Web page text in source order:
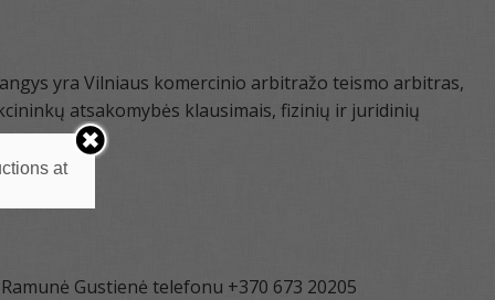
yra Vilniaus komercinio arbitražo teismo arbitras,
atsakomybės klausimais, fizinių ir juridinių
Gustienė telefonu +370 673 20205
at